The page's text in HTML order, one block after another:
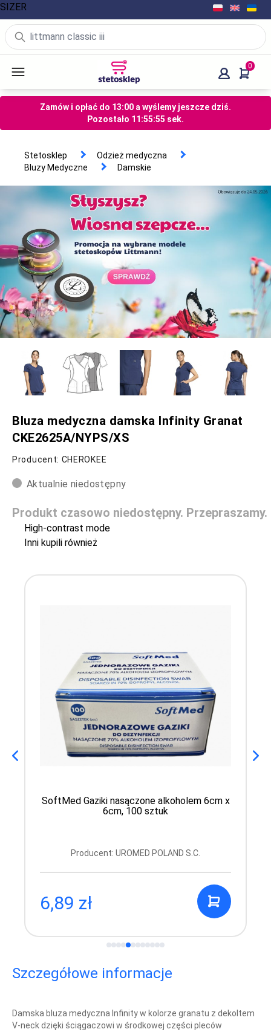
0
Zamów i opłać do 13:00 a wyślemy jeszcze dziś.
Pozostało 11:55:54 sek.
Stetosklep
Odzież medyczna
Bluzy Medyczne
Damskie
Bluza medyczna damska Infinity Granat
CKE2625A/NYPS/XS
Producent: CHEROKEE
Aktualnie niedostępny
Produkt czasowo niedostępny. Przepraszamy.
High-contrast mode
Inni kupili również
SoftMed Gaziki nasączone alkoholem 6cm x
6cm, 100 sztuk
Producent: UROMED POLAND S.C.
6,89 zł
Szczegółowe informacje
Damska bluza medyczna Infinity w kolorze granatu z dekoltem
V-neck dzięki ściągaczowi w środkowej części pleców
SIZER